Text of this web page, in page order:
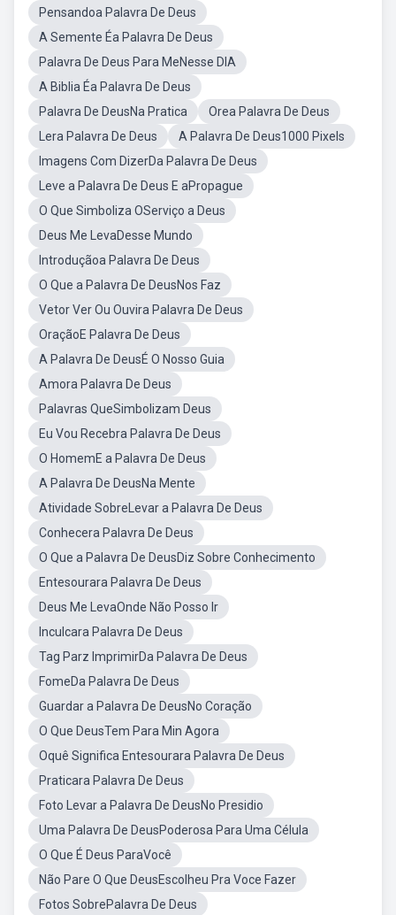
Pensandoa Palavra De Deus
A Semente Éa Palavra De Deus
Palavra De Deus Para MeNesse DIA
A Biblia Éa Palavra De Deus
Palavra De DeusNa Pratica
Orea Palavra De Deus
Lera Palavra De Deus
A Palavra De Deus1000 Pixels
Imagens Com DizerDa Palavra De Deus
Leve a Palavra De Deus E aPropague
O Que Simboliza OServiço a Deus
Deus Me LevaDesse Mundo
Introduçãoa Palavra De Deus
O Que a Palavra De DeusNos Faz
Vetor Ver Ou Ouvira Palavra De Deus
OraçãoE Palavra De Deus
A Palavra De DeusÉ O Nosso Guia
Amora Palavra De Deus
Palavras QueSimbolizam Deus
Eu Vou Recebra Palavra De Deus
O HomemE a Palavra De Deus
A Palavra De DeusNa Mente
Atividade SobreLevar a Palavra De Deus
Conhecera Palavra De Deus
O Que a Palavra De DeusDiz Sobre Conhecimento
Entesourara Palavra De Deus
Deus Me LevaOnde Não Posso Ir
Inculcara Palavra De Deus
Tag Parz ImprimirDa Palavra De Deus
FomeDa Palavra De Deus
Guardar a Palavra De DeusNo Coração
O Que DeusTem Para Min Agora
Oquê Significa Entesourara Palavra De Deus
Praticara Palavra De Deus
Foto Levar a Palavra De DeusNo Presidio
Uma Palavra De DeusPoderosa Para Uma Célula
O Que É Deus ParaVocê
Não Pare O Que DeusEscolheu Pra Voce Fazer
Fotos SobrePalavra De Deus